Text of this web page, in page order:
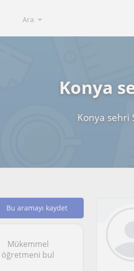
Ara
Konya
Konya
Bu aramayı kaydet
Mükemmel
öğretmeni bul